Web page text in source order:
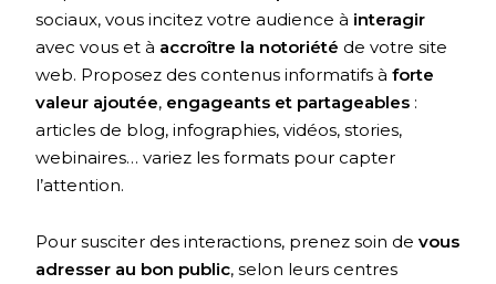
sociaux, vous incitez votre audience à interagir
avec vous et à accroître la notoriété de votre site
web. Proposez des contenus informatifs àforte
valeur ajoutée, engageants et partageables :
articles de blog, infographies, vidéos, stories,
webinaires… variez les formats pour capter
l’attention.
Pour susciter des interactions, prenez soin devous
adresser au bon public, selon leurs centres